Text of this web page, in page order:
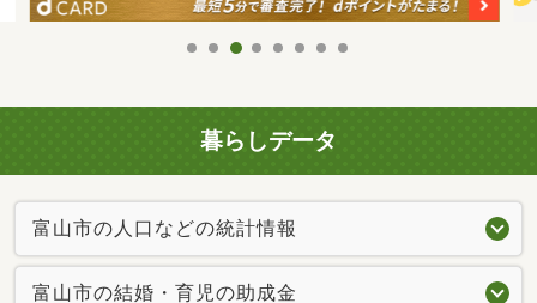
暮らしデータ
富山市の人口などの統計情報
富山市の結婚・育児の助成金